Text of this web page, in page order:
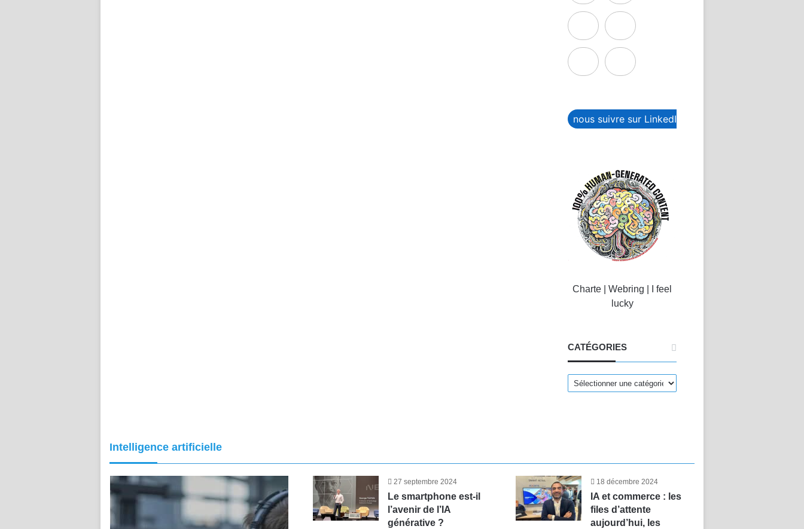
nous suivre sur LinkedIn
Charte Webring
I feel
lucky
CATÉGORIES
CATÉGORIES
Intelligence artificielle
27 septembre 2024
Le smartphone est-il
l’avenir de l’IA
générative ?
18 décembre 2024
IA et commerce : les
files d’attente
aujourd’hui, les